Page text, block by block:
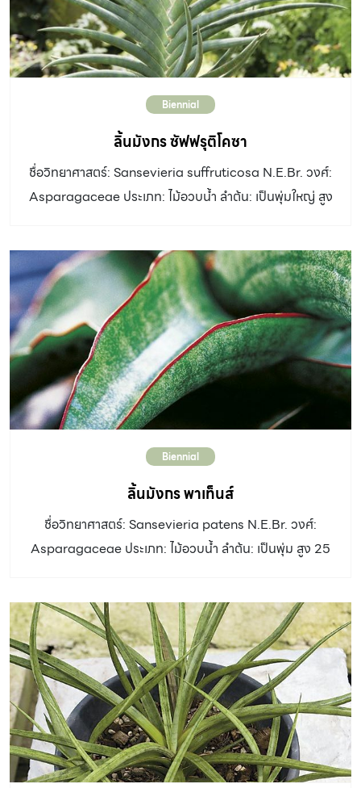
Biennial
ลิ้นมังกร ซัฟฟรุติโคซา
ชื่อวิทยาศาสตร์: Sansevieria suffruticosa N.E.Br. วงศ์:
Asparagaceae ประเภท: ไม้อวบน้ำ ลำต้น: เป็นพุ่มใหญ่ สูง
เซนติเมตร ยาว 20 – 50 เซนติเมตร มีร่องจากโคนใบถึง
กลางใบ ปลายใบแหลม แผ่นใบหนา ขอบใบพับขึ้นเป็นร่องลึกที่
กึ่งกลางใบ สีเขียว มีลายริ้วสีเขียวเทาจางๆ โคนแผ่นใบมีเยื่อสี
น้ำตาล ดอก: ช่อดอกเป็นช่อกระจะ ยาว 20 – 30 เซนติเมตร
ดอกสีขาว อัตราการเจริญเติบโต: ช้า ดิน: ดินร่วนหรือดินปน
ทราย ระบายน้ำดี น้ำ: น้อย-ปานกลาง แสงแดด : รำไรถึงครึ่ง
วัน ขยายพันธุ์: แยกกอหรือปักชำใบ การใช้งานและอื่นๆ: เหมาะ
Biennial
ลิ้นมังกร พาเท็นส์
ชื่อวิทยาศาสตร์: Sansevieria patens N.E.Br. วงศ์:
Asparagaceae ประเภท: ไม้อวบน้ำ ลำต้น: เป็นพุ่ม สูง 25
เซนติเมตร ยาว 10 – 12 เซนติเมตร มีร่องกว้างที่กึ่งกลางใบ
ปลายใบแหลม ขอบใบขลิบสีน้ำตาลแดง แผ่นใบแข็ง เป็นริ้ว
ตามยาวสีเขียว มีลายสีเขียวอมเทาประปราย ดอก: ช่อดอกเป็น
ช่อเชิงลดยาวประมาณ 30 เซนติเมตร อัตราการเจริญเติบโต:
ช้า ดิน: ดินร่วนหรือดินปนทราย ระบายน้ำดี น้ำ: น้อย-ปาน
กลาง แสงแดด : รำไรถึงครึ่งวัน ขยายพันธุ์: แยกกอหรือปักชำ
ใบ การใช้งานและอื่นๆ: เหมาะปลูกเป็นไม้กระถาง